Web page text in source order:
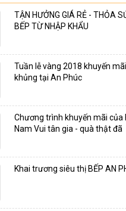
TẬN HƯỞNG GIÁ RẺ - THỎA
BẾP TỪ NHẬP KHẨU
Tuần lễ vàng 2018 khuyến
khủng tại An Phúc
Chương trình khuyến mãi của
Nam Vui tân gia - quà thật đã
Khai trương siêu thị BẾP AN